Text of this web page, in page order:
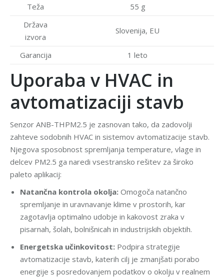
Teža
55 g
Država
izvora
Slovenija, EU
Garancija 1 leto
Uporaba v HVAC in
avtomatizaciji stavb
Senzor ANB-THPM2.5 je zasnovan tako, da zadovolji
zahteve sodobnih HVAC in sistemov avtomatizacije stavb.
Njegova sposobnost spremljanja temperature, vlage in
delcev PM2.5 ga naredi vsestransko rešitev za široko
paleto aplikacij:
Natančna kontrola okolja: Omogoča natančno
spremljanje in uravnavanje klime v prostorih, kar
zagotavlja optimalno udobje in kakovost zraka v
pisarnah, šolah, bolnišnicah in industrijskih objektih.
Energetska učinkovitost: Podpira strategije
avtomatizacije stavb, katerih cilj je zmanjšati porabo
energije s posredovanjem podatkov o okolju v realnem